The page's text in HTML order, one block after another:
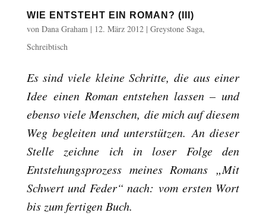
WIE ENTSTEHT EIN ROMAN? (III)
von Dana Graham| 12. März 2012| Greystone Saga,
Schreibtisch
Es sind viele kleine Schritte, die aus einer
Idee einen Roman entstehen lassen – und
ebenso viele Menschen, die mich auf diesem
Weg begleiten und unterstützen.An dieser
Stelle zeichne ich in loser Folge den
Entstehungsprozess meines Romans „Mit
Schwert und Feder“ nach: vom ersten Wort
bis zum fertigen Buch.